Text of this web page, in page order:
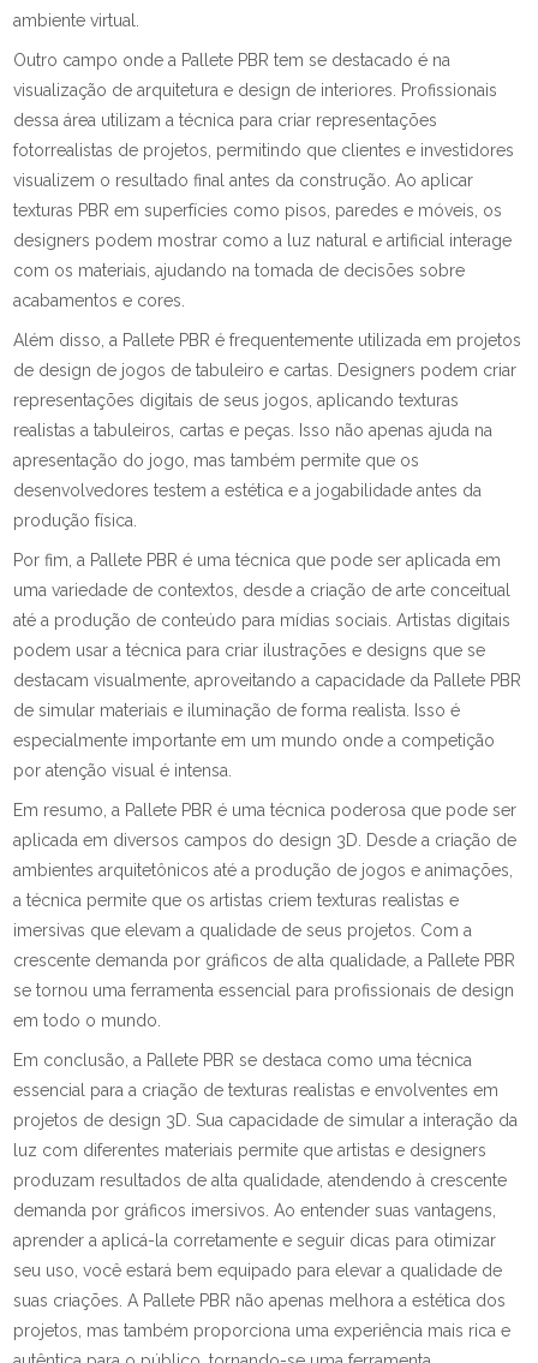
ambiente virtual.
Outro campo onde a Pallete PBR tem se destacado é na
visualização de arquitetura e design de interiores. Profissionais
dessa área utilizam a técnica para criar representações
fotorrealistas de projetos, permitindo que clientes e investidores
visualizem o resultado final antes da construção. Ao aplicar
texturas PBR em superfícies como pisos, paredes e móveis, os
designers podem mostrar como a luz natural e artificial interage
com os materiais, ajudando na tomada de decisões sobre
acabamentos e cores.
Além disso, a Pallete PBR é frequentemente utilizada em projetos
de design de jogos de tabuleiro e cartas. Designers podem criar
representações digitais de seus jogos, aplicando texturas
realistas a tabuleiros, cartas e peças. Isso não apenas ajuda na
apresentação do jogo, mas também permite que os
desenvolvedores testem a estética e a jogabilidade antes da
produção física.
Por fim, a Pallete PBR é uma técnica que pode ser aplicada em
uma variedade de contextos, desde a criação de arte conceitual
até a produção de conteúdo para mídias sociais. Artistas digitais
podem usar a técnica para criar ilustrações e designs que se
destacam visualmente, aproveitando a capacidade da Pallete PBR
de simular materiais e iluminação de forma realista. Isso é
especialmente importante em um mundo onde a competição
por atenção visual é intensa.
Em resumo, a Pallete PBR é uma técnica poderosa que pode ser
aplicada em diversos campos do design 3D. Desde a criação de
ambientes arquitetônicos até a produção de jogos e animações,
a técnica permite que os artistas criem texturas realistas e
imersivas que elevam a qualidade de seus projetos. Com a
crescente demanda por gráficos de alta qualidade, a Pallete PBR
se tornou uma ferramenta essencial para profissionais de design
em todo o mundo.
Em conclusão, a Pallete PBR se destaca como uma técnica
essencial para a criação de texturas realistas e envolventes em
projetos de design 3D. Sua capacidade de simular a interação da
luz com diferentes materiais permite que artistas e designers
produzam resultados de alta qualidade, atendendo à crescente
demanda por gráficos imersivos. Ao entender suas vantagens,
aprender a aplicá-la corretamente e seguir dicas para otimizar
seu uso, você estará bem equipado para elevar a qualidade de
suas criações. A Pallete PBR não apenas melhora a estética dos
projetos, mas também proporciona uma experiência mais rica e